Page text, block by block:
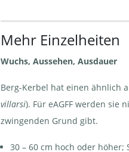
Chaerophyllum
hirsutum | ©
hirsutum.
Berg-Kerbel -
Berg-
Mehr Einzelheiten
Wuchs, Aussehen, Ausdauer
Berg-Kerbel hat einen ähnlich
villarsi). Für eAGFF werden sie
zwingenden Grund gibt.
30 – 60 cm hoch oder